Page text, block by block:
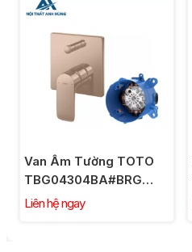
Van Âm Tường TOTO
TBG04304BA#BRG
TBN01001B Chuyển
Liên hệ ngay